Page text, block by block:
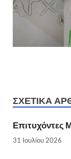
ΣΧΕΤΙΚΆ
Επιτυχόντες
31 Ιουλίου 2026